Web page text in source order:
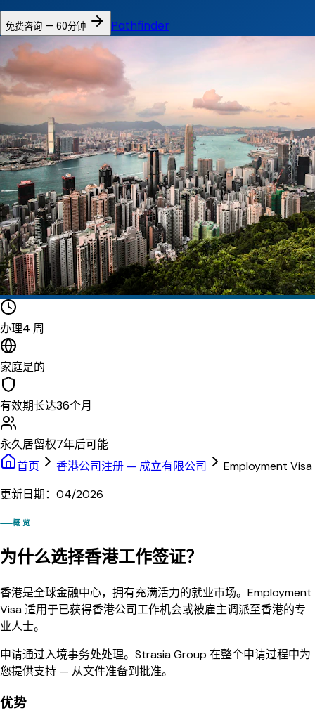
免费咨询 — 60分钟 Pathfinder
办理4 周
家庭是的
有效期长达36个月
永久居留权7年后可能
首页 香港公司注册 — 成立有限公司
Employment Visa
更新日期：04/2026
概览
为什么选择香港工作签证？
香港是全球金融中心，拥有充满活力的就业市场。Employment
Visa 适用于已获得香港公司工作机会或被雇主调派至香港的专
业人士。
申请通过入境事务处处理。Strasia Group 在整个申请过程中为
您提供支持 — 从文件准备到批准。
优势